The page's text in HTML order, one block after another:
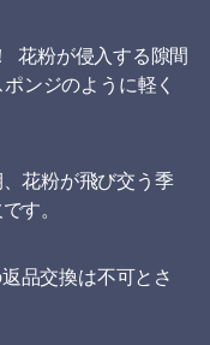
花粉が侵入する隙間
ンジのように軽く
花粉が飛び交う季
す。
品交換は不可とさ